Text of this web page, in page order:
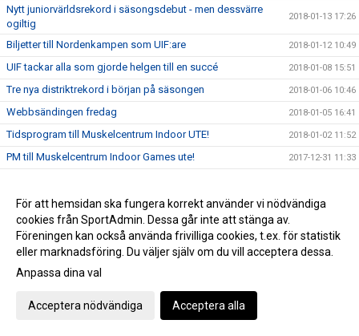
Nytt juniorvärldsrekord i säsongsdebut - men dessvärre
ogiltig
2018-01-13 17:26
Biljetter till Nordenkampen som UIF:are 2018-01-12 10:49
UIF tackar alla som gjorde helgen till en succé 2018-01-08 15:51
Tre nya distriktrekord i början på säsongen 2018-01-06 10:46
Webbsändingen fredag 2018-01-05 16:41
Tidsprogram till Muskelcentrum Indoor UTE! 2018-01-02 11:52
PM till Muskelcentrum Indoor Games ute! 2017-12-31 11:33
Muskelcentrum Indoor games sänds LIVE! 2017-12-20 12:11
Säkra din biljetter till Nordenkampen! 2017-12-19 11:25
Öppettider jul/nyår - IFU Arena 2017-12-18 11:54
Viktig info runt nyanmälan inför VT 2018
Unga kastare tävlar!
För att hemsidan ska fungera korrekt använder vi nödvändiga
cookies från SportAdmin. Dessa går inte att stänga av.
Föreningen kan också använda frivilliga cookies, t.ex. för statistik
eller marknadsföring. Du väljer själv om du vill acceptera dessa.
Anpassa dina val
Acceptera nödvändiga Acceptera alla